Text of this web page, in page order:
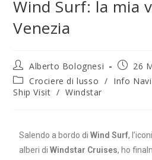
Wind Surf: la mia
Venezia
Alberto Bolognesi
26
Crociere di lusso / Info Navi
Ship Visit / Windstar
Salendo a bordo diWind Surf,
alberi diWindstar Cruises, ho